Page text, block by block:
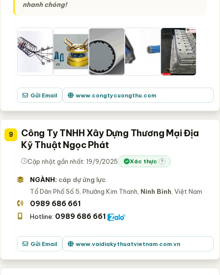
nhanh chóng!
Gửi Email www.congtycuongthu.com
9
Công Ty TNHH Xây Dựng Thương Mại Địa
Kỹ Thuật Ngọc Phát
Cập nhật gần nhất: 19/9/2025 Xác thực ?
NGÀNH: cáp dự ứng lực
Tổ Dân Phố Số 5, Phường Kim Thanh, Ninh Bình , Việt Nam
0989 686 661
Hotline: 0989 686 661
Gửi Email www.vaidiakythuatvietnam.com.vn